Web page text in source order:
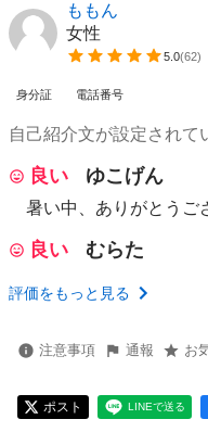
ももん
女性
5.0(62)
身分証 電話番号
自己紹介文が設定されて
良い ゆこげん
暑い中、ありがとうご
良い むらた
評価をもっと見る
注意事項 通報 お
ポスト LINEで送る